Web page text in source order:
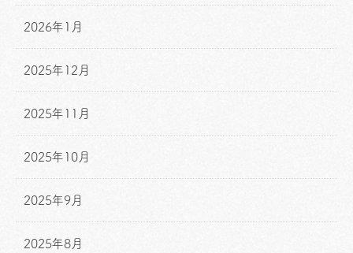
2026年1月
2025年12月
2025年11月
2025年10月
2025年9月
2025年8月